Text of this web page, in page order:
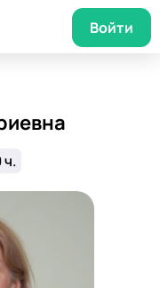
Войти
ч.